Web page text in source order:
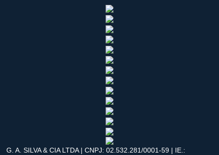
G. A. SILVA & CIA LTDA | CNPJ: 02.532.281/0001-59 | IE.: